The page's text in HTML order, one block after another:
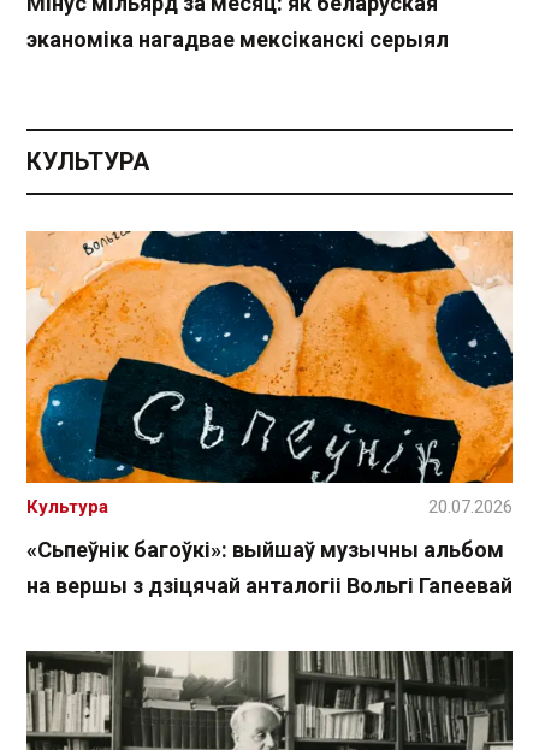
эканоміка нагадвае мексіканскі серыял
КУЛЬТУРА
«Сьпеўнік багоўкі»: выйшаў музычны альбом
на вершы з дзіцячай анталогіі Вольгі Гапеевай
Культура 20.07.2026